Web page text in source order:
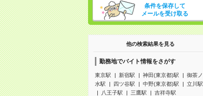
条件を保存して
メールを受け取る
他の検索結果を見る
勤務地でバイト情報をさがす
東京駅 新宿駅 神田(東京都)駅
御茶ノ
水駅
四ツ谷駅 中野(東京都)駅
立川駅
八王子駅
三鷹駅 吉祥寺駅